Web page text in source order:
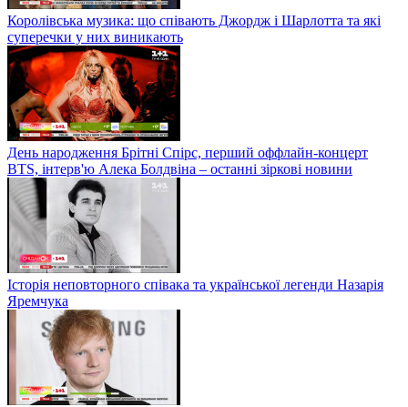
Королівська музика: що співають Джордж і Шарлотта та які
суперечки у них виникають
День народження Брітні Спірс, перший оффлайн-концерт
BTS, інтерв'ю Алека Болдвіна – останні зіркові новини
Історія неповторного співака та української легенди Назарія
Яремчука